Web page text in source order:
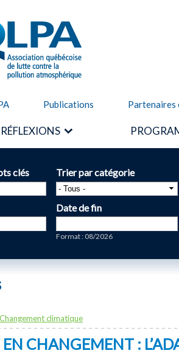
Publications Partenaires
clés Trier par catégorie
Date de fin
Format : 08/2026
Changement climatique
CHANGEMENT :